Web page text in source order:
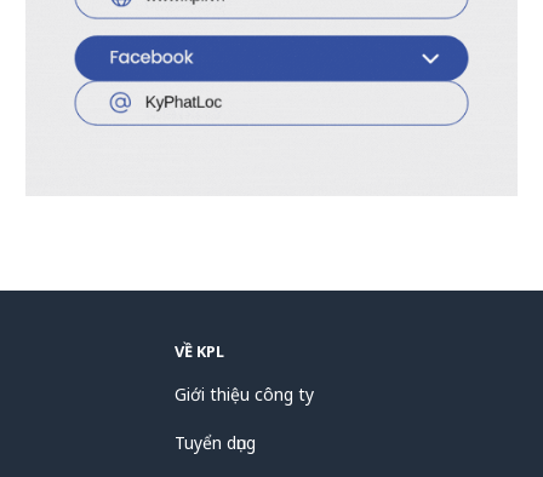
Nhiệt độ hoạt động
–40°C ~ +85°C (TA)
Hãng sản xuất
Texas Instruments
Mã sản phẩm gốc
các thiết bị số
Dễ tích hợp vào mạch thử nghiệm, mạch
nguyên mẫu với bao gói DIP
VỀ KPL
Giới thiệu công ty
Tuyển dụng